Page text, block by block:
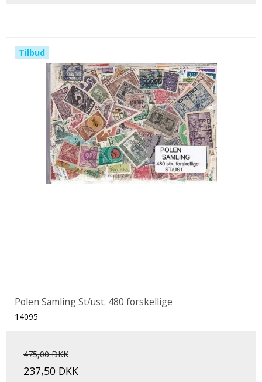
Tilbud
Polen Samling St/ust. 480 forskellige
14095
475,00 DKK
237,50 DKK